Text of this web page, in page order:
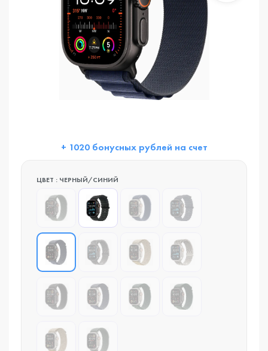
+ 1020 бонусных рублей на счет
ЦВЕТ : ЧЕРНЫЙ/СИНИЙ